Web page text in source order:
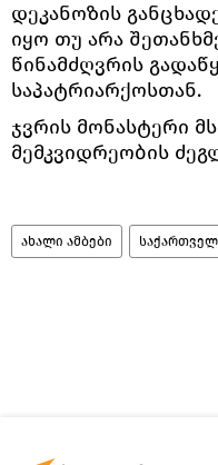
დეკანოზის
იყო თუ არა
წინამძღვრის
საპატრიარქოსთან.
ჯვრის მონასტერი
მემკვიდრეობის
ახალი ამბები